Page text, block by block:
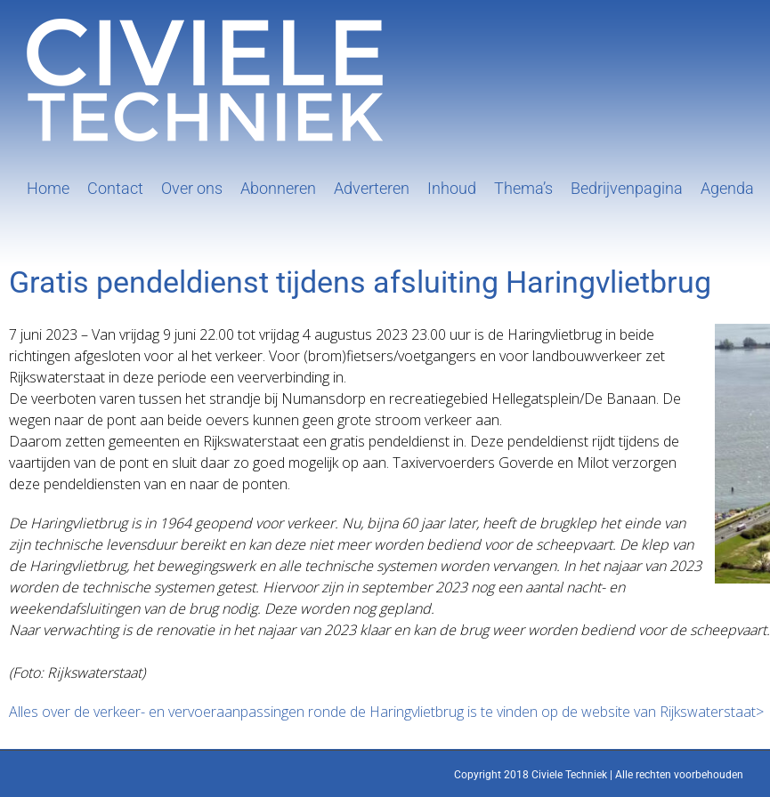
inhoud
Home Contact Over ons Abonneren Adverteren Inhoud Thema’s Bedrijvenpagina Agenda
Gratis pendeldienst tijdens afsluiting Haringvlietbrug
7 juni 2023 – Van vrijdag 9 juni 22.00 tot vrijdag 4 augustus 2023 23.00 uur is de Haringvlietbrug in beide
richtingen afgesloten voor al het verkeer. Voor (brom)fietsers/voetgangers en voor landbouwverkeer zet
Rijkswaterstaat in deze periode een veerverbinding in.
De veerboten varen tussen het strandje bij Numansdorp en recreatiegebied Hellegatsplein/De Banaan. De
wegen naar de pont aan beide oevers kunnen geen grote stroom verkeer aan.
Daarom zetten gemeenten en Rijkswaterstaat een gratis pendeldienst in. Deze pendeldienst rijdt tijdens de
vaartijden van de pont en sluit daar zo goed mogelijk op aan. Taxivervoerders Goverde en Milot verzorgen
deze pendeldiensten van en naar de ponten.
De Haringvlietbrug is in 1964 geopend voor verkeer. Nu, bijna 60 jaar later, heeft de brugklep het einde van
zijn technische levensduur bereikt en kan deze niet meer worden bediend voor de scheepvaart. De klep van
de Haringvlietbrug, het bewegingswerk en alle technische systemen worden vervangen. In het najaar van 2023
worden de technische systemen getest. Hiervoor zijn in september 2023 nog een aantal nacht- en
weekendafsluitingen van de brug nodig. Deze worden nog gepland.
Naar verwachting is de renovatie in het najaar van 2023 klaar en kan de brug weer worden bediend voor de scheepvaart.
(Foto: Rijkswaterstaat)
Alles over de verkeer- en vervoeraanpassingen ronde de Haringvlietbrug is te vinden op de website van Rijkswaterstaat>
Copyright 2018 Civiele Techniek | Alle rechten voorbehouden